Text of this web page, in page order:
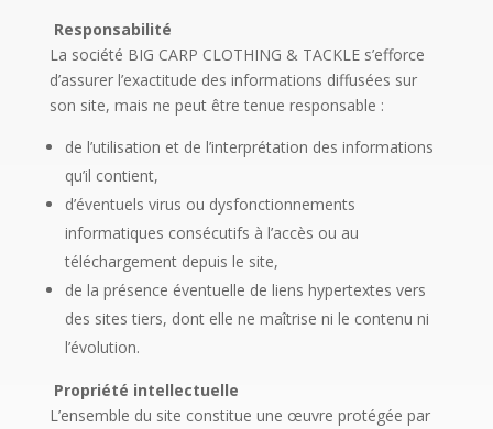
Responsabilité
La société BIG CARP CLOTHING & TACKLE s’efforce
d’assurer l’exactitude des informations diffusées sur
son site, mais ne peut être tenue responsable :
de l’utilisation et de l’interprétation des informations
qu’il contient,
d’éventuels virus ou dysfonctionnements
informatiques consécutifs à l’accès ou au
téléchargement depuis le site,
de la présence éventuelle de liens hypertextes vers
des sites tiers, dont elle ne maîtrise ni le contenu ni
l’évolution.
Propriété intellectuelle
L’ensemble du site constitue une œuvre protégée par